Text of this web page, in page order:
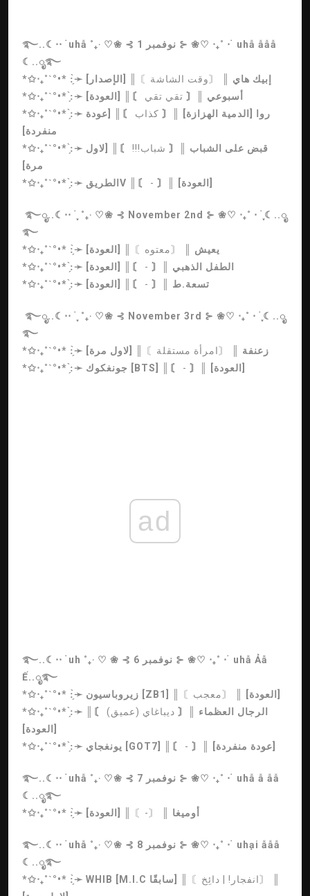
࿐..☾⋅⋅ ࣪ uhẫ ˚₊‧ ♡❀ ⊰ 1 نوفمبر ⊱ ❀♡ ‧₊˚ ⋅ ࣪ uhẫ ẫẫẫ
☾..ೃ࿐
*✩‧₊˚ˋ°•* :̗̀➛
إبيك هاي 〘وقت الشاشة〙
║ [الإصدار]
*✩‧₊˚ˋ°•* :̗̀➛
أسبوعي ║〘 تقي تقي
〙║ [العودة]
*✩‧₊˚ˋ°•* :̗̀➛
روا [الدمية الهزازة] ║〘 كذاب
〙║ [عودة
منفردة]
*✩‧₊˚ˋ°•* :̗̀➛
قبض على الشباب ║〘 شباب!!!
〙║ [لاول
مرة]
*✩‧₊˚ˋ°•* :̗̀➛
الطريقV ║〘 - 〙║ [العودة]
࿐ೃ..☾⋅⋅ ࣪ ִֶָ ˚₊‧ ♡❀ ⊰ November 2nd ⊱ ❀♡ ‧₊˚ ⋅ ࣪ ִֶָ☾..ೃ
࿐
*✩‧₊˚ˋ°•* :̗̀➛
يعيش 〘معتوه〙
║ [العودة]
*✩‧₊˚ˋ°•* :̗̀➛
الطفل الذهبي ║〘
-
〙║ [العودة]
*✩‧₊˚ˋ°•* :̗̀➛
تسعة.ط ║〘
- 〙║ [العودة]
࿐ೃ..☾⋅⋅ ࣪ ִֶָ ˚₊‧ ♡❀ ⊰ November 3rd ⊱ ❀♡ ‧₊˚ ⋅ ࣪ ִֶָ☾..ೃ
࿐
*✩‧₊˚ˋ°•* :̗̀➛
زعنفة 〘امرأة مستقلة〙
║ [لاول مرة]
*✩‧₊˚ˋ°•* :̗̀➛
جونغكوك [BTS] ║〘 - 〙║ [العودة]
ad
࿐..☾⋅⋅ ࣪ uh ˚₊‧ ♡ ❀ ⊰ 6 نوفمبر ⊱ ❀♡ ‧₊˚ ⋅ ࣪ uhẫ Ảẫ
Ế..ೃ࿐
*✩‧₊˚ˋ°•* :̗̀➛
زيروباسيون [ZB1] 〘معجب〙
║ [العودة]
*✩‧₊˚ˋ°•* :̗̀➛
الرجال العظماء ║〘 ديباغاي (عميق)
〙║
[العودة]
*✩‧₊˚ˋ°•* :̗̀➛
يونغجاي [GOT7] ║〘 - 〙║ [عودة منفردة]
࿐..☾⋅⋅ ࣪ uhẫ ˚₊‧ ♡❀ ⊰ 7 نوفمبر ⊱ ❀♡ ‧₊˚ ⋅ ࣪ uhẫ ẫ ẫẫ
☾..ೃ࿐
*✩‧₊˚ˋ°•* :̗̀➛
أوميغا 〘-〙 ║ [العودة]
࿐..☾⋅⋅ ࣪ uhẫ ˚₊‧ ♡❀ ⊰ 8 نوفمبر ⊱ ❀♡ ‧₊˚ ⋅ ࣪ uhại ẫẫẫ
☾..ೃ࿐
*✩‧₊˚ˋ°•* :̗̀➛
WHIB [M.I.C سابقًا] 〘انفجار! | دائِخ〙